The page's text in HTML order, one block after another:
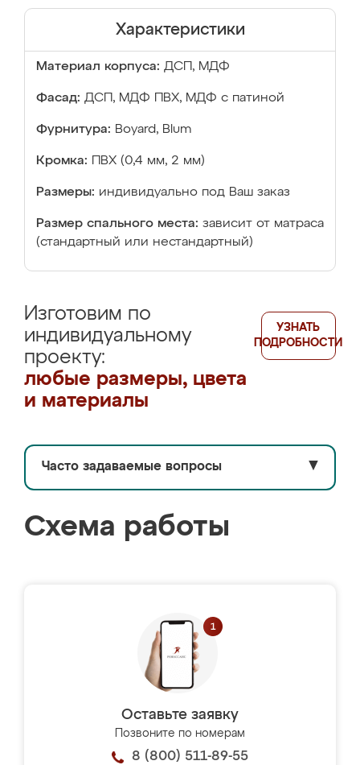
Характеристики
Материал корпуса: ДСП, МДФ
Фасад: ДСП, МДФ ПВХ, МДФ с патиной
Фурнитура: Boyard, Blum
Кромка: ПВХ (0,4 мм, 2 мм)
Размеры: индивидуально под Ваш заказ
Размер спального места: зависит от матраса
(стандартный или нестандартный)
Изготовим по
индивидуальному
проекту:
любые размеры, цвета
и материалы
УЗНАТЬ
ПОДРОБНОСТИ
Часто задаваемые вопросы ▼
Схема работы
Оставьте заявку
Позвоните по номерам
8 (800) 511-89-55